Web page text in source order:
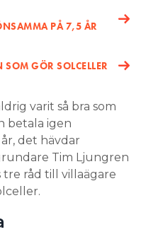
använd teknik för att
både
med
cellen som
den totala
nu av de flesta
dem, Jinko Solar,
med 24,79 procent
uppbyggd med
PÅ 7,5 ÅR
GÖR SOLCELLER
varit så bra som
betala igen
det hävdar
Tim Ljungren
tre råd till villaägare